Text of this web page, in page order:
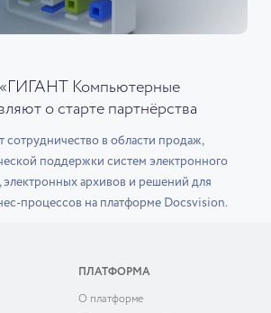
Компьютерные
о старте партнёрства
сотрудничество в области продаж,
поддержки систем электронного
архивов и решений для
процессов на платформе Docsvision.
ПЛАТФОРМА
О платформе